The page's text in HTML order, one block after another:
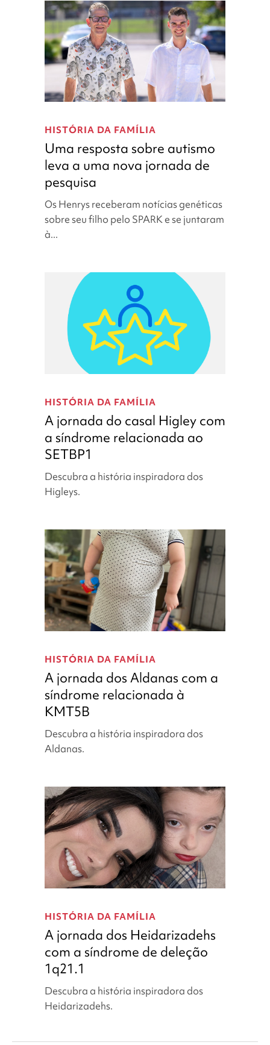
resposta
sobre
autismo
leva
a
nova
jornada
de
HISTÓRIA DA FAMÍLIA
Uma resposta sobre autismo
leva a uma nova jornada de
pesquisa
Os Henrys receberam notícias genéticas
sobre seu filho pelo SPARK e se juntaram
à...
jornada
do
casal
Higley
com
síndrome
relacionada
HISTÓRIA DA FAMÍLIA
A jornada do casal Higley com
a síndrome relacionada ao
SETBP1
Descubra a história inspiradora dos
Higleys.
jornada
dos
Aldanas
com
a
relacionada
à
HISTÓRIA DA FAMÍLIA
A jornada dos Aldanas com a
síndrome relacionada à
KMT5B
Descubra a história inspiradora dos
Aldanas.
jornada
dos
Heidarizadehs
com
a
de
deleção
HISTÓRIA DA FAMÍLIA
A jornada dos Heidarizadehs
com a síndrome de deleção
1q21.1
Descubra a história inspiradora dos
Heidarizadehs.